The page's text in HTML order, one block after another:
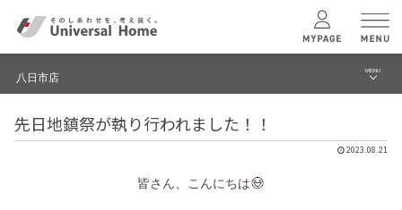
ユニバーサル ホームの特長
コンセプトプラン
八日市店 MENU
ブログ
先日地鎮祭が執り行われました！！
2023.08.21
皆さん、こんにちは